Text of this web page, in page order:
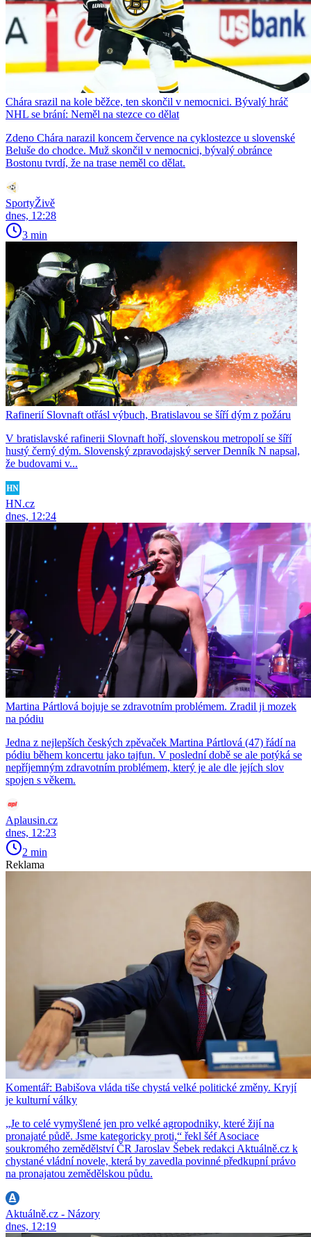
Chára srazil na kole běžce, ten skončil v nemocnici. Bývalý hráč
NHL se brání: Neměl na stezce co dělat
Zdeno Chára narazil koncem července na cyklostezce u slovenské
Beluše do chodce. Muž skončil v nemocnici, bývalý obránce
Bostonu tvrdí, že na trase neměl co dělat.
SportyŽivě
dnes, 12:28
3 min
Rafinerií Slovnaft otřásl výbuch, Bratislavou se šíří dým z požáru
V bratislavské rafinerii Slovnaft hoří, slovenskou metropolí se šíří
hustý černý dým. Slovenský zpravodajský server Denník N napsal,
že budovami v...
HN.cz
dnes, 12:24
Martina Pártlová bojuje se zdravotním problémem. Zradil ji mozek
na pódiu
Jedna z nejlepších českých zpěvaček Martina Pártlová (47) řádí na
pódiu během koncertu jako tajfun. V poslední době se ale potýká se
nepříjemným zdravotním problémem, který je ale dle jejích slov
spojen s věkem.
Aplausin.cz
dnes, 12:23
2 min
Reklama
Komentář: Babišova vláda tiše chystá velké politické změny. Kryjí
je kulturní války
„Je to celé vymyšlené jen pro velké agropodniky, které žijí na
pronajaté půdě. Jsme kategoricky proti,“ řekl šéf Asociace
soukromého zemědělství ČR Jaroslav Šebek redakci Aktuálně.cz k
chystané vládní novele, která by zavedla povinné předkupní právo
na pronajatou zemědělskou půdu.
Aktuálně.cz - Názory
dnes, 12:19